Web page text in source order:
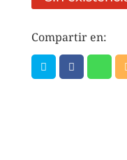
Compartir en: